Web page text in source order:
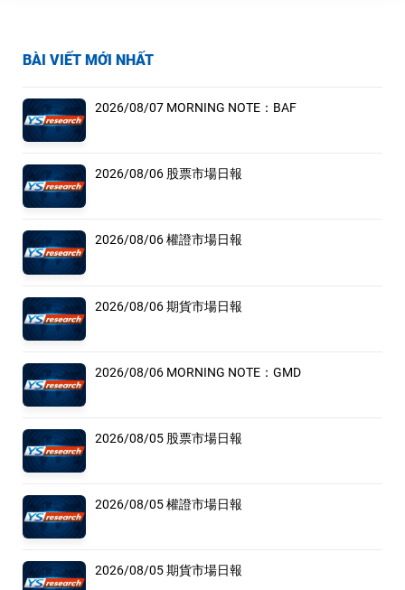
BÀI VIẾT MỚI NHẤT
2026/08/07 MORNING NOTE：BAF
2026/08/06 股票市場日報
2026/08/06 權證市場日報
2026/08/06 期貨市場日報
2026/08/06 MORNING NOTE：GMD
2026/08/05 股票市場日報
2026/08/05 權證市場日報
2026/08/05 期貨市場日報